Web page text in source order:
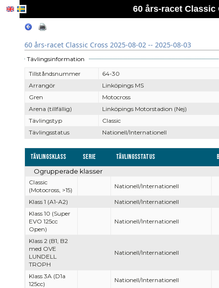
60 års-racet Classic
60 års-racet Classic Cross 2025-08-02 -- 2025-08-03
Tävlingsinformation
Tillståndsnummer
64-30
Arrangör
Linköpings MS
Gren
Motocross
Arena (tillfällig)
Linköpings Motorstadion (Nej)
Tävlingstyp
Classic
Tävlingsstatus
Nationell/Internationell
Tävlingsklass Serie Tävlingsstatus
Ogrupperade klasser
Classic
(Motocross, >15)
Nationell/Internationell
Klass 1 (A1-A2)
Nationell/Internationell
Klass 10 (Super
EVO 125cc
Open)
Nationell/Internationell
Klass 2 (B1, B2
med OVE
LUNDELL
TROPH
Nationell/Internationell
Klass 3A (D1a
125cc)
Nationell/Internationell